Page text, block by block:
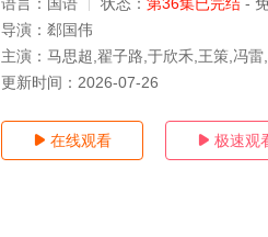
导演： 郄国伟
主演： 马思超,翟子路,于欣禾,王策,冯
更新时间： 2026-07-26
 在线观看  极速观